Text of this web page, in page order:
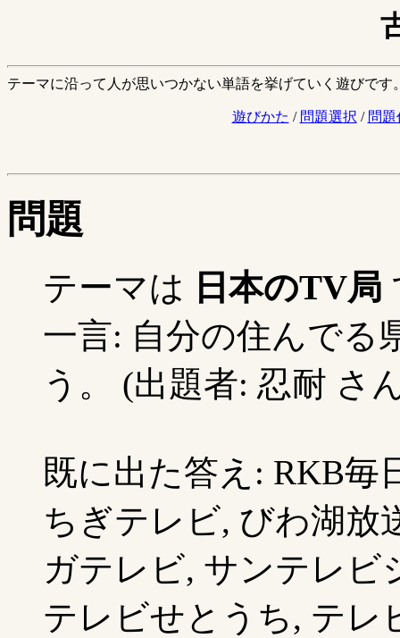
テーマに沿って人が思いつかない単語を挙げていく遊びです
遊びかた / 問題選択 / 問題
問題
テーマは 日本のTV局
一言: 自分の住んでる
う。 (出題者: 忍耐 さ
既に出た答え: RKB毎
ちぎテレビ, びわ湖放
ガテレビ, サンテレビ
テレビせとうち, テレ